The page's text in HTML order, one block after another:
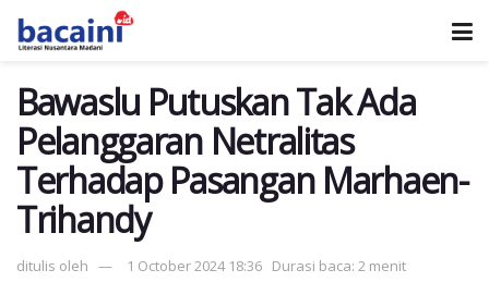
Bawaslu Putuskan Tak Ada
Pelanggaran Netralitas
Terhadap Pasangan Marhaen-
Trihandy
ditulis oleh 1 October 2024 18:36 Durasi baca: 2 menit